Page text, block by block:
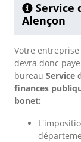
Service
Alençon
Votre
devra donc
bureau Service
finances
bonet: